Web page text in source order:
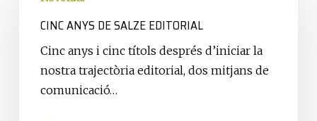
Salze
Editorial
CINC ANYS DE SALZE EDITORIAL
Cinc anys i cinc títols després d’iniciar la
nostra trajectòria editorial, dos mitjans de
comunicació…